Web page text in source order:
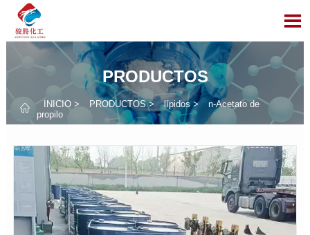

PRODUCTOS
 INICIO> PRODUCTOS> lípidos >
n-Acetato de
propilo